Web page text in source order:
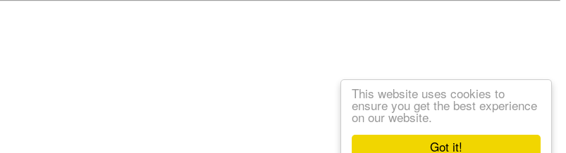
Got it!
This website uses cookies to
ensure you get the best experience
on our website.